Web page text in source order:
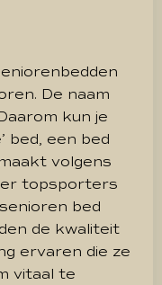
De naam
kun je
bed, een bed
volgens
er topsporters
bed
de kwaliteit
ervaren die ze
vitaal te